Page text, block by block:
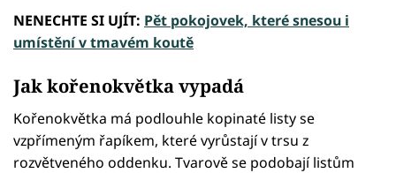
NENECHTE SI UJÍT: Pět pokojovek, které snesou i
umístění v tmavém koutě
Jak kořenokvětka vypadá
Kořenokvětka má podlouhle kopinaté listy se
vzpřímeným řapíkem, které vyrůstají v trsu z
rozvětveného oddenku. Tvarově se podobají listům